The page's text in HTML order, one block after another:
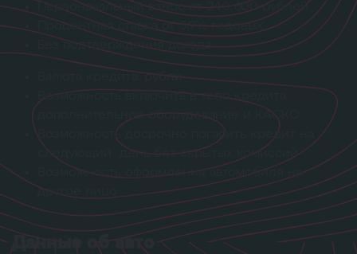
Первоначальный взносот 240 600 рублей
Процентная ставка от 3,9% годовых
Без подтверждения дохода
Валюта кредита: рубли
Возможность включить в тело кредита
дополнительное оборудование и КАСКО
Возможность досрочно погасить кредит на
следующий день без скрытых комиссий
Возможность оформления автомобиля на
другое лицо
Данные об авто